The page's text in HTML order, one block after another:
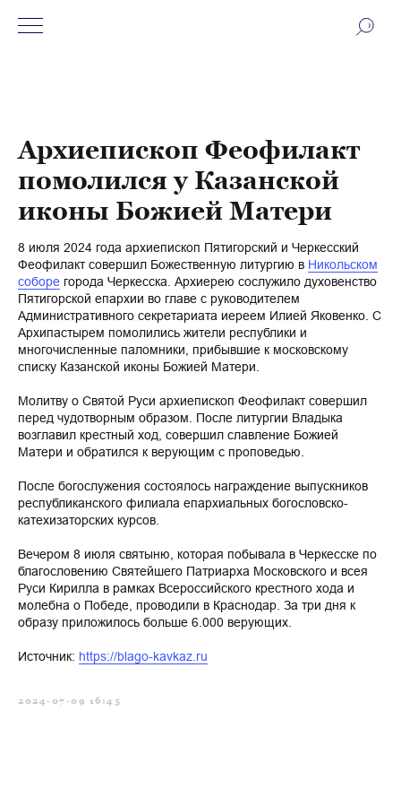
Архиепископ Феофилакт
помолился у Казанской
иконы Божией Матери
8 июля 2024 года архиепископ Пятигорский и Черкесский
Феофилакт совершил Божественную литургию в Никольском
соборе города Черкесска. Архиерею сослужило духовенство
Пятигорской епархии во главе с руководителем
Административного секретариата иереем Илией Яковенко. С
Архипастырем помолились жители республики и
многочисленные паломники, прибывшие к московскому
списку Казанской иконы Божией Матери.
Молитву о Святой Руси архиепископ Феофилакт совершил
перед чудотворным образом. После литургии Владыка
возглавил крестный ход, совершил славление Божией
Матери и обратился к верующим с проповедью.
После богослужения состоялось награждение выпускников
республиканского филиала епархиальных богословско-
катехизаторских курсов.
Вечером 8 июля святыню, которая побывала в Черкесске по
благословению Святейшего Патриарха Московского и всея
Руси Кирилла в рамках Всероссийского крестного хода и
молебна о Победе, проводили в Краснодар. За три дня к
образу приложилось больше 6.000 верующих.
Источник: https://blago-kavkaz.ru
2024-07-09 16:45